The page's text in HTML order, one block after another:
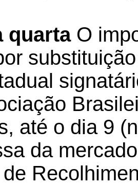
quarta O
até o dia 9
da